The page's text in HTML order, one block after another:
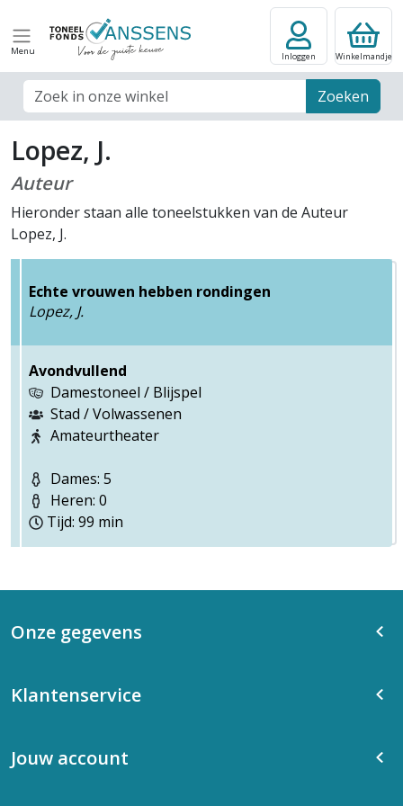
Menu
Zoek veld Zoeken
Inloggen Winkelmandje
Lopez, J.
Auteur
Hieronder staan alle toneelstukken van de Auteur
Lopez, J.
Echte vrouwen hebben rondingen
Lopez, J.
Avondvullend
Damestoneel / Blijspel
Stad / Volwassenen
Amateurtheater
Dames: 5
Heren: 0
Tijd: 99 min
Onze gegevens
Klantenservice
Jouw account